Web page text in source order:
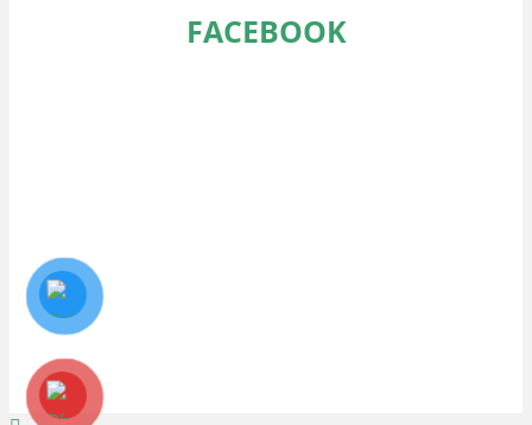
FACEBOOK